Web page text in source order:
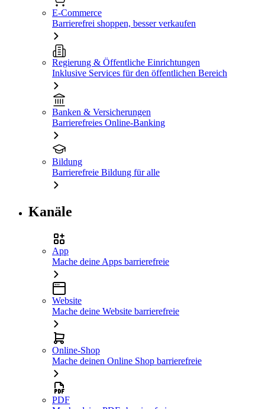
E-Commerce
Barrierefrei shoppen, besser verkaufen
Regierung & Öffentliche Einrichtungen
Inklusive Services für den öffentlichen Bereich
Banken & Versicherungen
Barrierefreies Online-Banking
Bildung
Barrierefreie Bildung für alle
Kanäle
App
Mache deine Apps barrierefreie
Website
Mache deine Website barrierefreie
Online-Shop
Mache deinen Online Shop barrierefreie
PDF